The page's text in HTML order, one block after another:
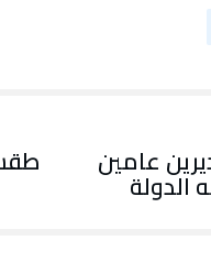
عامين
الدولة